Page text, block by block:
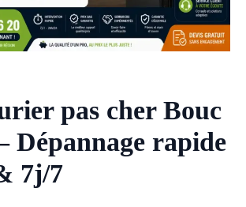
pas cher Bouc
Dépannage rapide
7j/7